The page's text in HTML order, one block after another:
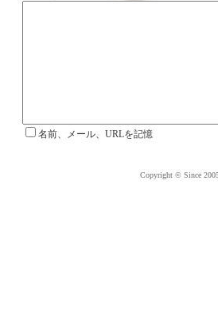
名前、メール、URLを記憶
Copyright © Since